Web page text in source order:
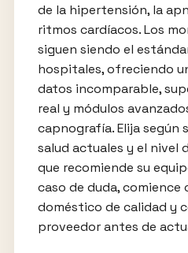
de la hipertensión, la
ritmos cardíacos. Los
siguen siendo el
hospitales, ofreciendo
datos incomparable,
real y módulos
capnografía. Elija según
salud actuales y el nivel
que recomiende su
caso de duda,
doméstico de calidad y
proveedor antes de